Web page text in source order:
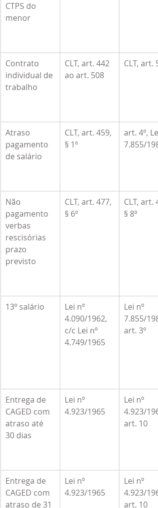
CTPS do
menor
Contrato
individual de
trabalho
CLT, art. 442
ao art. 508
CLT, art.
Atraso
pagamento
de salário
CLT, art. 459,
§ 1º
art. 4º,
7.855/
Não
pagamento
verbas
rescisórias
prazo
previsto
CLT, art. 477,
§ 6º
CLT, art.
§ 8º
13º salário
Lei nº
4.090/1962,
c/c Lei nº
4.749/1965
Lei nº
7.855/
art. 3º
Entrega de
CAGED com
atraso até
30 dias
Lei nº
4.923/1965
Lei nº
4.923/
art. 10
Entrega de
CAGED com
atraso de 31
Lei nº
4.923/1965
Lei nº
4.923/
art. 10